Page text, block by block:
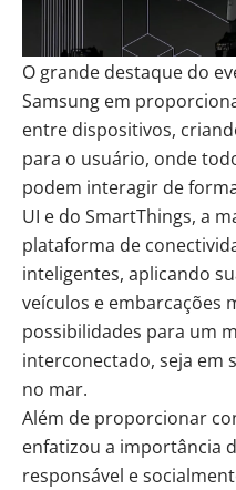
O grande destaque do
Samsung em
entre dispositivos,
para o usuário, onde
podem interagir de
UI e do SmartThings, a
plataforma de
inteligentes, aplicando
veículos e embarcações
possibilidades para um
interconectado, seja em
no mar.
Além de proporcionar
enfatizou a importância
responsável e